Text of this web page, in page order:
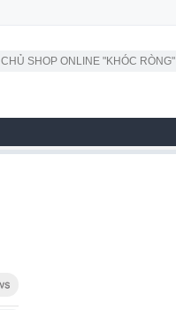
CHỦ SHOP ONLINE "KHÓC RÒNG"